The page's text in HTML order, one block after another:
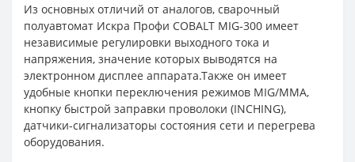
Из основных отличий от аналогов, сварочный
полуавтомат Искра Профи COBALT MIG-300 имеет
независимые регулировки выходного тока и
напряжения, значение которых выводятся на
электронном дисплее аппарата.Также он имеет
удобные кнопки переключения режимов MIG/MMA,
кнопку быстрой заправки проволоки (INCHING),
датчики-сигнализаторы состояния сети и перегрева
оборудования.